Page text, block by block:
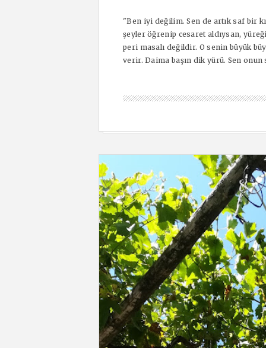
"Ben iyi değilim. Sen de artık saf bir
şeyler öğrenip cesaret aldıysan,
peri masalı değildir. O senin büyük
verir. Daima başın dik yürü. Sen